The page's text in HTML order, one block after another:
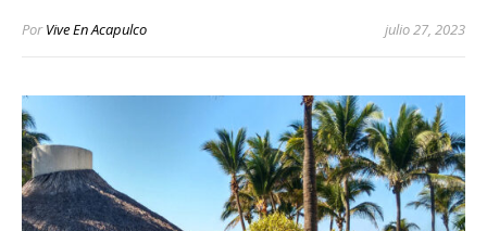
Por Vive En Acapulco julio 27, 2023